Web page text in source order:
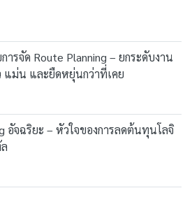
ารจัด Route Planning – ยกระดับงาน
แม่น และยืดหยุ่นกว่าที่เคย
อัจฉริยะ – หัวใจของการลดต้นทุนโลจิ